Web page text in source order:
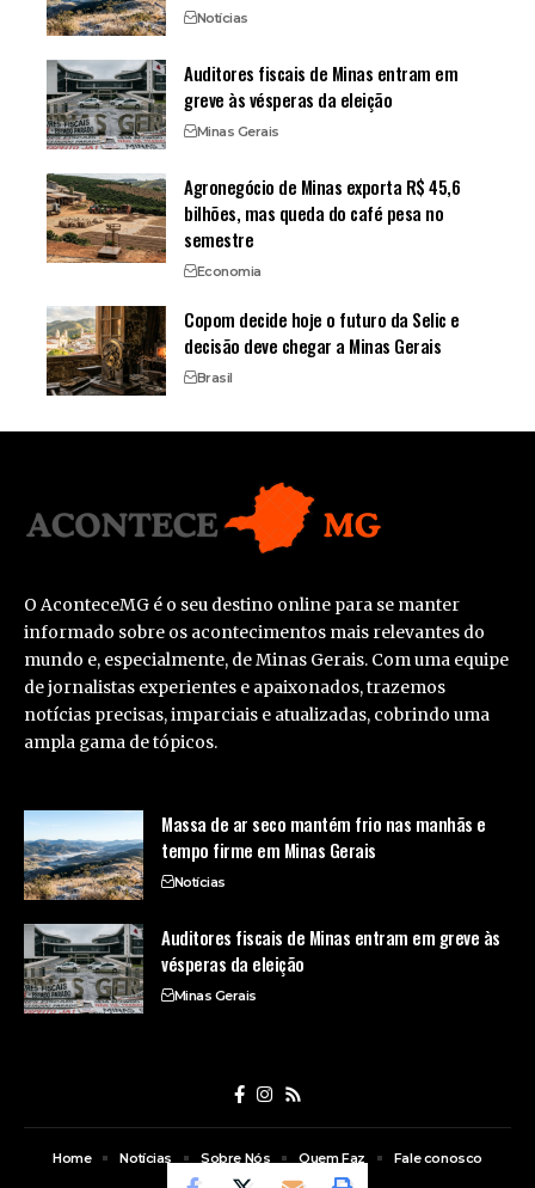
Notícias
Auditores fiscais de Minas entram em
greve às vésperas da eleição
Minas Gerais
Agronegócio de Minas exporta R$ 45,6
bilhões, mas queda do café pesa no
semestre
Economia
Copom decide hoje o futuro da Selic e
decisão deve chegar a Minas Gerais
Brasil
O AconteceMG é o seu destino online para se manter
informado sobre os acontecimentos mais relevantes do
mundo e, especialmente, de Minas Gerais. Com uma equipe
de jornalistas experientes e apaixonados, trazemos
notícias precisas, imparciais e atualizadas, cobrindo uma
ampla gama de tópicos.
Massa de ar seco mantém frio nas manhãs e
tempo firme em Minas Gerais
Notícias
Auditores fiscais de Minas entram em greve às
vésperas da eleição
Minas Gerais
Home Notícias Sobre Nós Quem Faz Fale conosco